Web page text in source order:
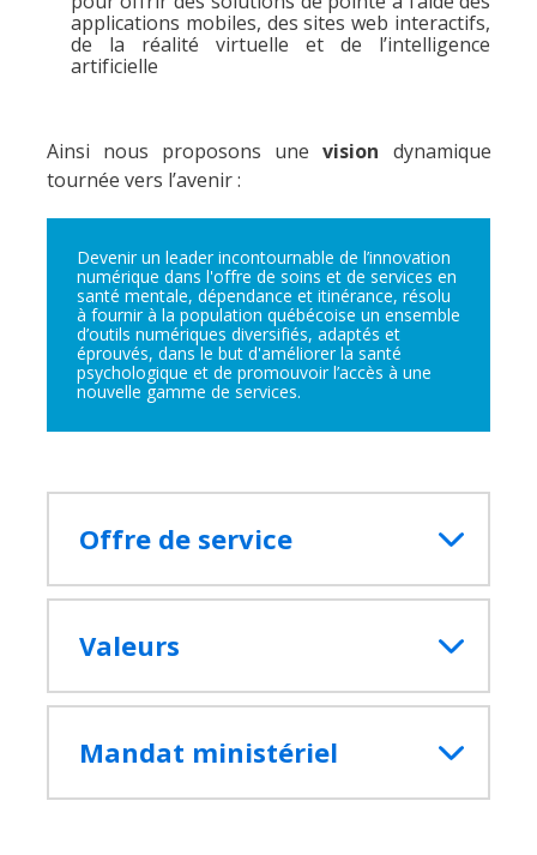
la
fenêtre
Rechercher
la
applications mobiles, des sites web interactifs,
de la réalité virtuelle et de l’intelligence
artificielle
Ainsi nous proposons unevision dynamique
tournée vers l’avenir :
Devenir un leader incontournable de l’innovation
numérique dans l'offre de soins et de services en
santé mentale, dépendance et itinérance, résolu
à fournir à la population québécoise un ensemble
d’outils numériques diversifiés, adaptés et
éprouvés, dans le but d'améliorer la santé
psychologique et de promouvoir l’accès à une
nouvelle gamme de services.
Offre de service
Valeurs
Mandat ministériel